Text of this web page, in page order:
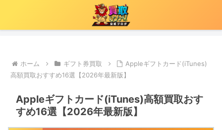
ホーム ギフト券買取
Appleギフトカード(iTunes)
高額買取おすすめ16選【2026年最新版】
Appleギフトカード(iTunes)高額買取おす
すめ16選【2026年最新版】